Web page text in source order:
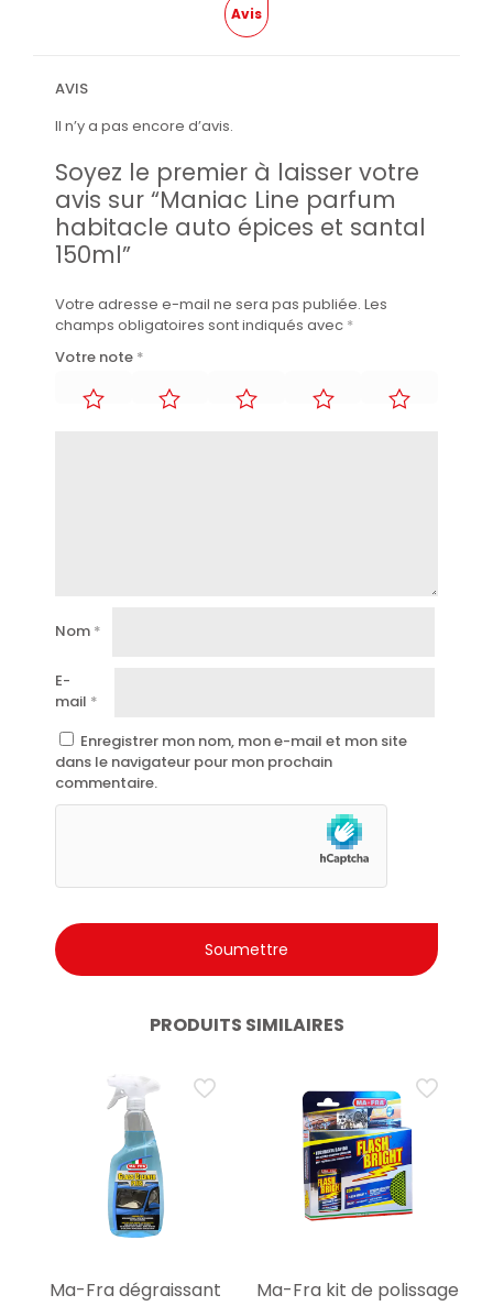
Avis
AVIS
Il n’y a pas encore d’avis.
Soyez le premier à laisser votre
avis sur “Maniac Line parfum
habitacle auto épices et santal
150ml”
Votre adresse e-mail ne sera pas publiée. Les
champs obligatoires sont indiqués avec *
Votre note *
Nom *
E-
mail *
Enregistrer mon nom, mon e-mail et mon site
dans le navigateur pour mon prochain
commentaire.
PRODUITS SIMILAIRES
Ma-Fra dégraissant
Ma-Fra kit de polissage